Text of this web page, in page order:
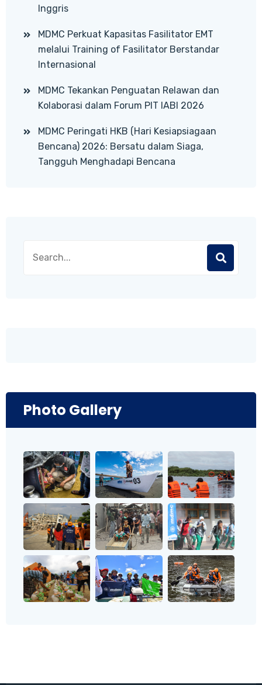
Inggris
MDMC Perkuat Kapasitas Fasilitator EMT
melalui Training of Fasilitator Berstandar
Internasional
MDMC Tekankan Penguatan Relawan dan
Kolaborasi dalam Forum PIT IABI 2026
MDMC Peringati HKB (Hari Kesiapsiagaan
Bencana) 2026: Bersatu dalam Siaga,
Tangguh Menghadapi Bencana
Photo Gallery